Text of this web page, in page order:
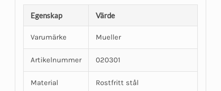
Egenskap Värde
Varumärke Mueller
Artikelnummer 020301
Material Rostfritt stål